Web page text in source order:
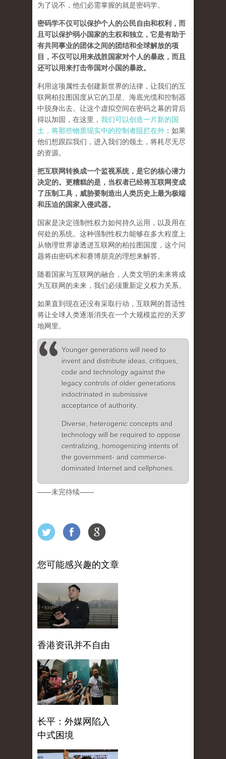
为了说不，他们必需掌握的就是密码学。
密码学不仅可以保护个人的公民自由和权利，而
且可以保护弱小国家的主权和独立，它是有助于
有共同事业的团体之间的团结和全球解放的项
目，不仅可以用来战胜国家对个人的暴政，而且
还可以用来打击帝国对小国的暴政。
利用这项属性去创建新世界的法律，让我们的互
联网柏拉图国度从它的卫星、海底光缆和控制器
中脱身出去。让这个虚拟空间在密码之幕的背后
得以加固，在这里， 我们可以创造一片新的国
土，将那些物质现实中的控制者阻拦在外 ：如果
他们想跟踪我们，进入我们的领土，将耗尽无尽
的资源。
把互联网转换成一个监视系统，是它的核心潜力
决定的。更糟糕的是，当权者已经将互联网变成
了压制工具，威胁要制造出人类历史上最为极端
和压迫的国家入侵武器。
国家是决定强制性权力如何持久运用，以及用在
何处的系统。这种强制性权力能够在多大程度上
从物理世界渗透进互联网的柏拉图国度，这个问
题将由密码术和赛博朋克的理想来解答。
随着国家与互联网的融合，人类文明的未来将成
为互联网的未来，我们必须重新定义权力关系。
如果直到现在还没有采取行动，互联网的普适性
将让全球人类逐渐消失在一个大规模监控的天罗
地网里。
Younger generations will need to
invent and distribute ideas, critiques,
code and technology against the
legacy controls of older generations
indoctrinated in submissive
acceptance of authority.
Diverse, heterogenic concepts and
technology will be required to oppose
centralizing, homogenizing intents of
the government- and commerce-
dominated Internet and cellphones.
——未完待续——
您可能感兴趣的文章
香港资讯并不自由
长平：外媒网陷入
中式困境